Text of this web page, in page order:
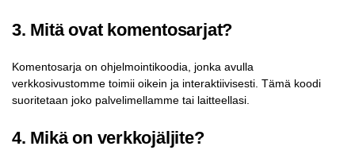
3. Mitä ovat komentosarjat?
Komentosarja on ohjelmointikoodia, jonka avulla
verkkosivustomme toimii oikein ja interaktiivisesti. Tämä koodi
suoritetaan joko palvelimellamme tai laitteellasi.
4. Mikä on verkkojäljite?